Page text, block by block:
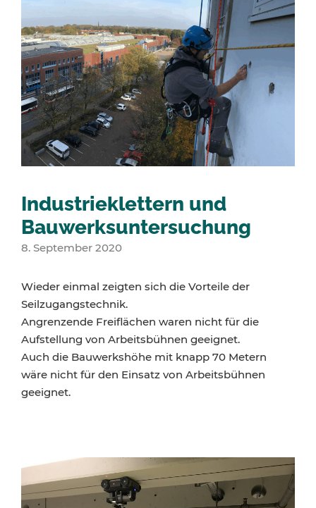
Industrieklettern und
Bauwerksuntersuchung
8. September 2020
Wieder einmal zeigten sich die Vorteile der
Seilzugangstechnik.
Angrenzende Freiflächen waren nicht für die
Aufstellung von Arbeitsbühnen geeignet.
Auch die Bauwerkshöhe mit knapp 70 Metern
wäre nicht für den Einsatz von Arbeitsbühnen
geeignet.